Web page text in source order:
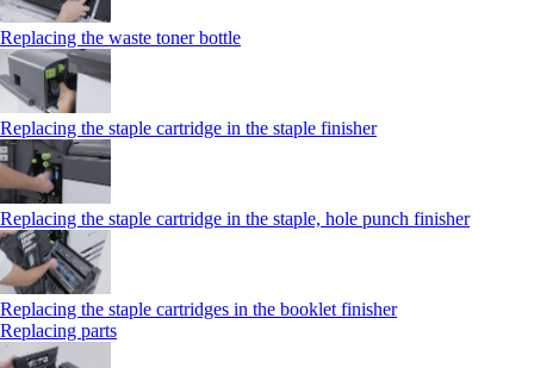
Replacing the waste toner bottle
Replacing the staple cartridge in the staple finisher
Replacing the staple cartridge in the staple, hole punch finisher
Replacing the staple cartridges in the booklet finisher
Replacing parts